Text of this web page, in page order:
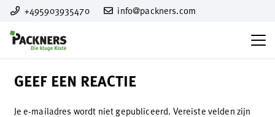
+495903935470 info@packners.com
GEEF EEN REACTIE
Je e-mailadres wordt niet gepubliceerd. Vereiste velden zijn